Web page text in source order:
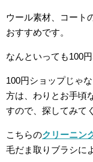
ウール素材、コート
おすすめです。
なんといっても100
100円ショップじゃ
方は、わりとお手頃
すので、探してみて
こちらのクリーニン
毛だま取りブラシに